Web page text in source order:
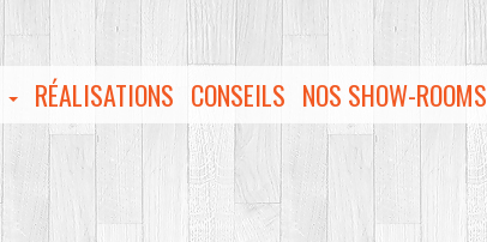
RÉALISATIONS CONSEILS NOS SHOW-ROOMS